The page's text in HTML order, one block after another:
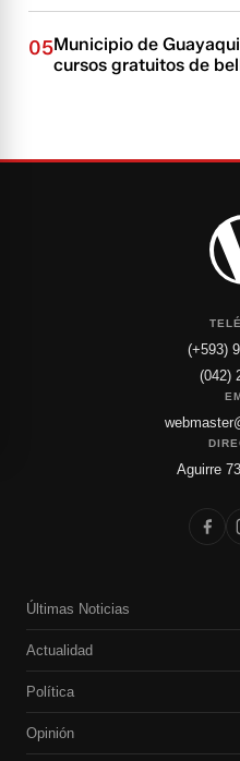
05Municipio de
cursos gratuitos de
(+593)
(042)
Aguirre
Últimas Noticias
Actualidad
Política
Opinión